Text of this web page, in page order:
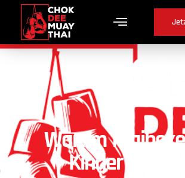
Warum
Kinder in Nods ?